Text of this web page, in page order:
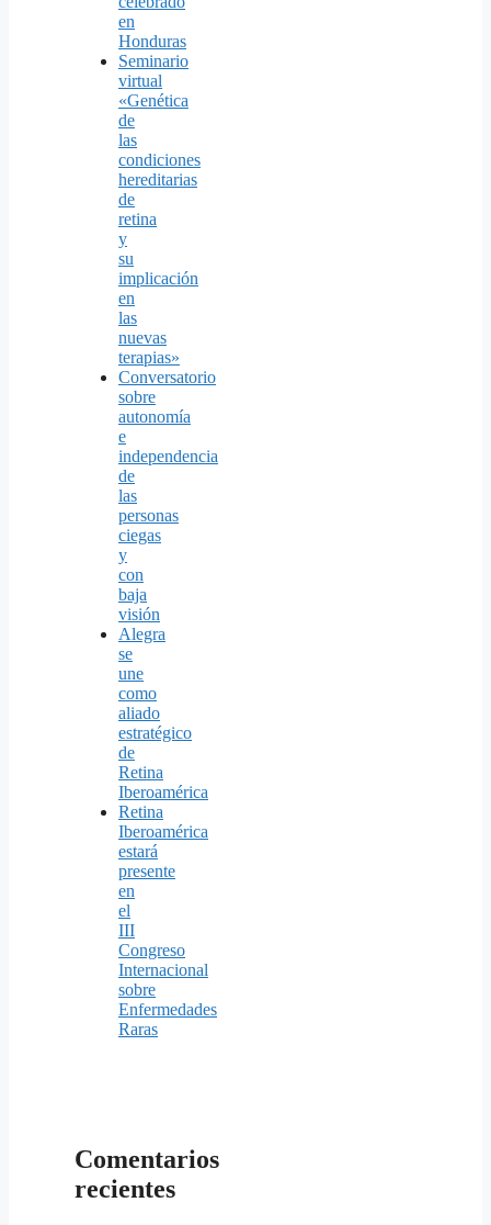
en
Honduras
Seminario
virtual
«Genética
de
las
condiciones
hereditarias
de
retina
y
su
implicación
en
las
nuevas
terapias»
Conversatorio
sobre
autonomía
e
independencia
de
las
personas
ciegas
y
con
baja
visión
Alegra
se
une
como
aliado
estratégico
de
Retina
Iberoamérica
Retina
Iberoamérica
estará
presente
en
el
III
Congreso
Internacional
sobre
Enfermedades
Raras
Comentarios
recientes